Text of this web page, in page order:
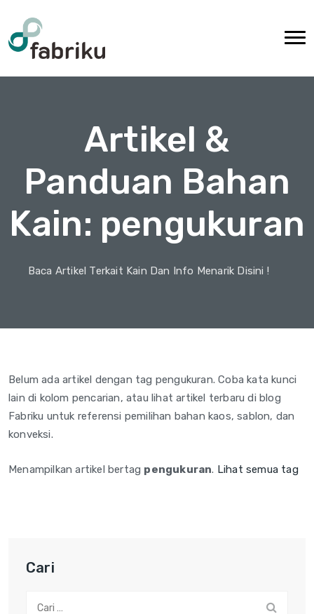
Artikel &
Panduan Bahan
Kain: pengukuran
Baca Artikel Terkait Kain Dan Info Menarik Disini !
Belum ada artikel dengan tag pengukuran. Coba kata kunci
lain di kolom pencarian, atau lihat artikel terbaru di blog
Fabriku untuk referensi pemilihan bahan kaos, sablon, dan
konveksi.
Menampilkan artikel bertag pengukuran. Lihat semua tag
Cari